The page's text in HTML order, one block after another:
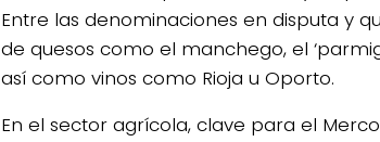
Entre las denominaciones en disputa y
de quesos como el manchego, el
así como vinos como Rioja u Oporto.
En el sector agrícola, clave para el